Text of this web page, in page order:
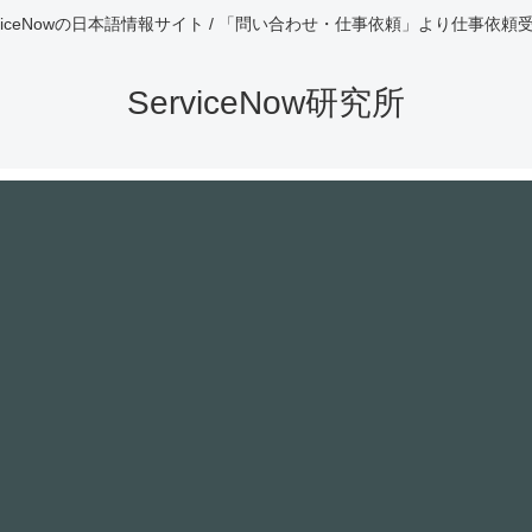
の日本語情報サイト / 「問い合わせ・仕事依頼」より仕事依頼
ServiceNow研究所